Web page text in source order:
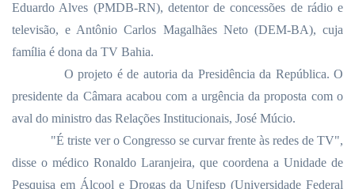
Eduardo Alves (PMDB-RN), detentor de concessões de rádio e
televisão, e Antônio Carlos Magalhães Neto (DEM-BA), cuja
família é dona da TV Bahia.
O projeto é de autoria da Presidência da República. O
presidente da Câmara acabou com a urgência da proposta com o
aval do ministro das Relações Institucionais, José Múcio.
"É triste ver o Congresso se curvar frente às redes de TV",
disse o médico Ronaldo Laranjeira, que coordena a Unidade de
Pesquisa em Álcool e Drogas da Unifesp (Universidade Federal